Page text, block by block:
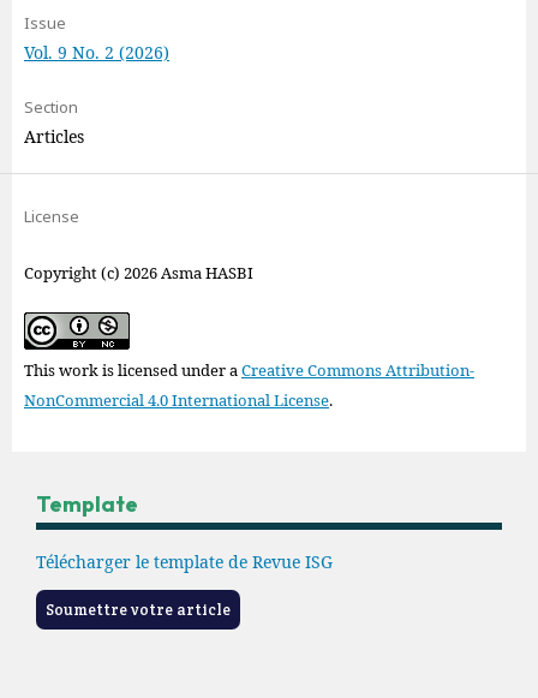
Issue
Vol. 9 No. 2 (2026)
Section
Articles
License
Copyright (c) 2026 Asma HASBI
This work is licensed under aCreative Commons Attribution-
NonCommercial 4.0 International License.
Template
Télécharger le template de Revue ISG
Soumettre votre article